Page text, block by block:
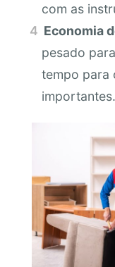
com as
Economia
pesado
tempo para